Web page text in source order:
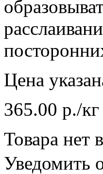
Цена
365.00 р./кг
Товара нет
Уведомить